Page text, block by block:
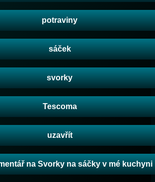
potraviny
sáček
svorky
Tescoma
uzavřít
na Svorky na sáčky v mé kuchyni